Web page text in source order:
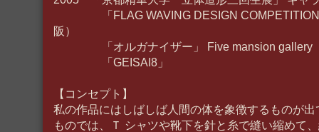
「FLAG WAVING DESIGN COMPETITION
阪）
「オルガナイザー」 Five mansion gallery
「GEISAI8」
【コンセプト】
私の作品にはしばしば人間の体を象徴するものが
ものでは、Ｔ シャツや靴下を針と糸で縫い縮めて